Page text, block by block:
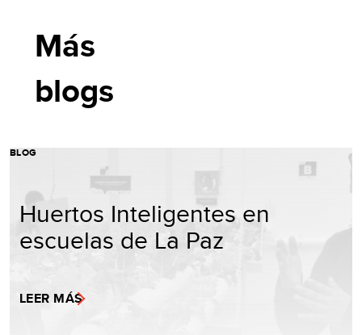
Más
blogs
BLOG
Huertos Inteligentes en
escuelas de La Paz
LEER MÁS